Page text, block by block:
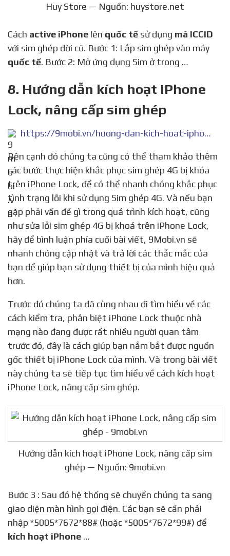
Huy Store — Nguồn: huystore.net
Cách active iPhone lên quốc tếsử dụng mã ICCID
với sim ghép đời cũ. Bước 1: Lắp sim ghép vào máy
quốc tế. Bước 2: Mở ứng dụng Sim ở trong …
8. Hướng dẫn kích hoạt iPhone
Lock, nâng cấp sim ghép
https://9mobi.vn/huong-dan-kich-hoat-iphone-lock-nang-cap-sim-ghep-22693n.aspx
Bên cạnh đó chúng ta cũng có thể tham khảo thêm
các bước thực hiện khắc phục sim ghép 4G bị khóa
trên iPhone Lock, để có thể nhanh chóng khắc phục
tình trạng lỗi khi sử dụng Sim ghép 4G. Và nếu bạn
gặp phải vấn đề gì trong quá trình kích hoạt, cũng
như sửa lỗi sim ghép 4G bị khoá trên iPhone Lock,
hãy để bình luận phía cuối bài viết, 9Mobi.vn sẽ
nhanh chóng cập nhật và trả lời các thắc mắc của
bạn để giúp bạn sử dụng thiết bị của mình hiệu quả
hơn.
Trước đó chúng ta đã cùng nhau đi tìm hiểu về các
cách kiểm tra, phân biệt iPhone Lock thuộc nhà
mạng nào đang được rất nhiều người quan tâm
trước đó, đây là cách giúp bạn nắm bắt được nguồn
gốc thiết bị iPhone Lock của mình. Và trong bài viết
này chúng ta sẽ tiếp tục tìm hiểu về cách kích hoạt
iPhone Lock, nâng cấp sim ghép.
Hướng dẫn kích hoạt iPhone Lock, nâng cấp sim
ghép — Nguồn: 9mobi.vn
Bước 3 : Sau đó hệ thống sẽ chuyển chúng ta sang
giao diện màn hình gọi điện. Các bạn sẽ cần phải
nhập *5005*7672*88# (hoặc *5005*7672*99#) để
kích hoạt iPhone …